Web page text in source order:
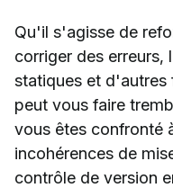
Qu'il s'agisse de
corriger des erreurs,
statiques et d'autres
peut vous faire
vous êtes confronté
incohérences de
contrôle de version